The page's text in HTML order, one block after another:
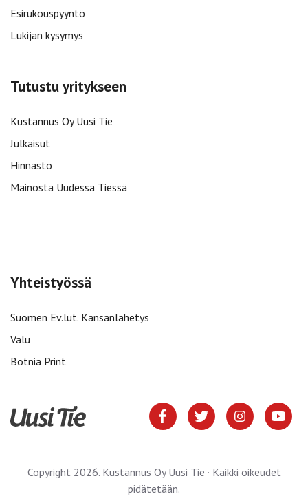
Esirukouspyyntö
Lukijan kysymys
Tutustu yritykseen
Kustannus Oy Uusi Tie
Julkaisut
Hinnasto
Mainosta Uudessa Tiessä
Yhteistyössä
Suomen Ev.lut. Kansanlähetys
Valu
Botnia Print
Copyright 2026. Kustannus Oy Uusi Tie · Kaikki oikeudet
pidätetään.